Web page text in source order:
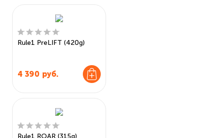
Rule1 PreLIFT (420g)
4 390 руб.
Rule1 ROAR (315g)